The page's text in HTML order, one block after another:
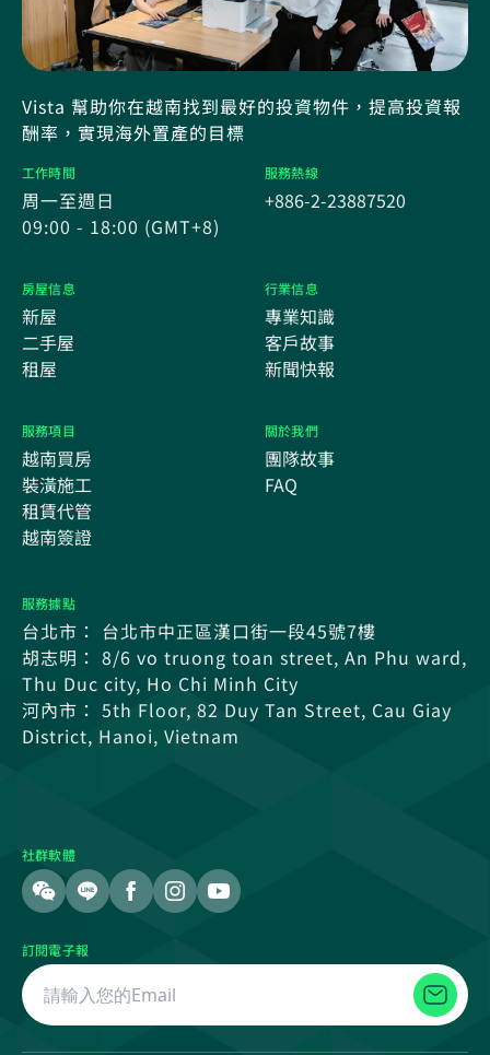
Vista 幫助你在越南找到最好的投資物件，提高投資報
酬率，實現海外置產的目標
工作時間
周一至週日
09:00 - 18:00 (GMT+8)
服務熱線
+886-2-23887520
房屋信息
新屋
二手屋
租屋
行業信息
專業知識
客戶故事
新聞快報
服務項目
越南買房
裝潢施工
租賃代管
越南簽證
關於我們
團隊故事
FAQ
服務據點
台北市： 台北市中正區漢口街一段45號7樓
胡志明： 8/6 vo truong toan street, An Phu ward,
Thu Duc city, Ho Chi Minh City
河內市： 5th Floor, 82 Duy Tan Street, Cau Giay
District, Hanoi, Vietnam
社群軟體
訂閱電子報